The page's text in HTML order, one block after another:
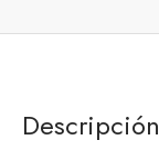
Descripción